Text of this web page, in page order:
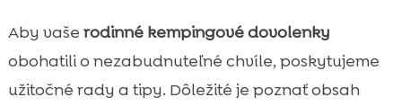
Aby vaše rodinné kempingové dovolenky
obohatili o nezabudnuteľné chvíle, poskytujeme
užitočné rady a tipy. Dôležité je poznať obsah